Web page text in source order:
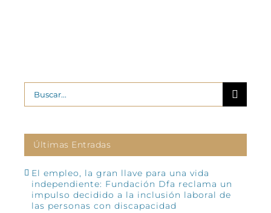
Buscar:
Últimas Entradas
El empleo, la gran llave para una vida
independiente: Fundación Dfa reclama un
impulso decidido a la inclusión laboral de
las personas con discapacidad